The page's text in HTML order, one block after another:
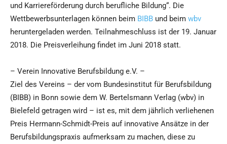
und Karriereförderung durch berufliche Bildung“. Die
Wettbewerbsunterlagen können beim BIBB und beim wbv
heruntergeladen werden. Teilnahmeschluss ist der 19. Januar
2018. Die Preisverleihung findet im Juni 2018 statt.
– Verein Innovative Berufsbildung e.V. –
Ziel des Vereins – der vom Bundesinstitut für Berufsbildung
(BIBB) in Bonn sowie dem W. Bertelsmann Verlag (wbv) in
Bielefeld getragen wird – ist es, mit dem jährlich verliehenen
Preis Hermann-Schmidt-Preis auf innovative Ansätze in der
Berufsbildungspraxis aufmerksam zu machen, diese zu